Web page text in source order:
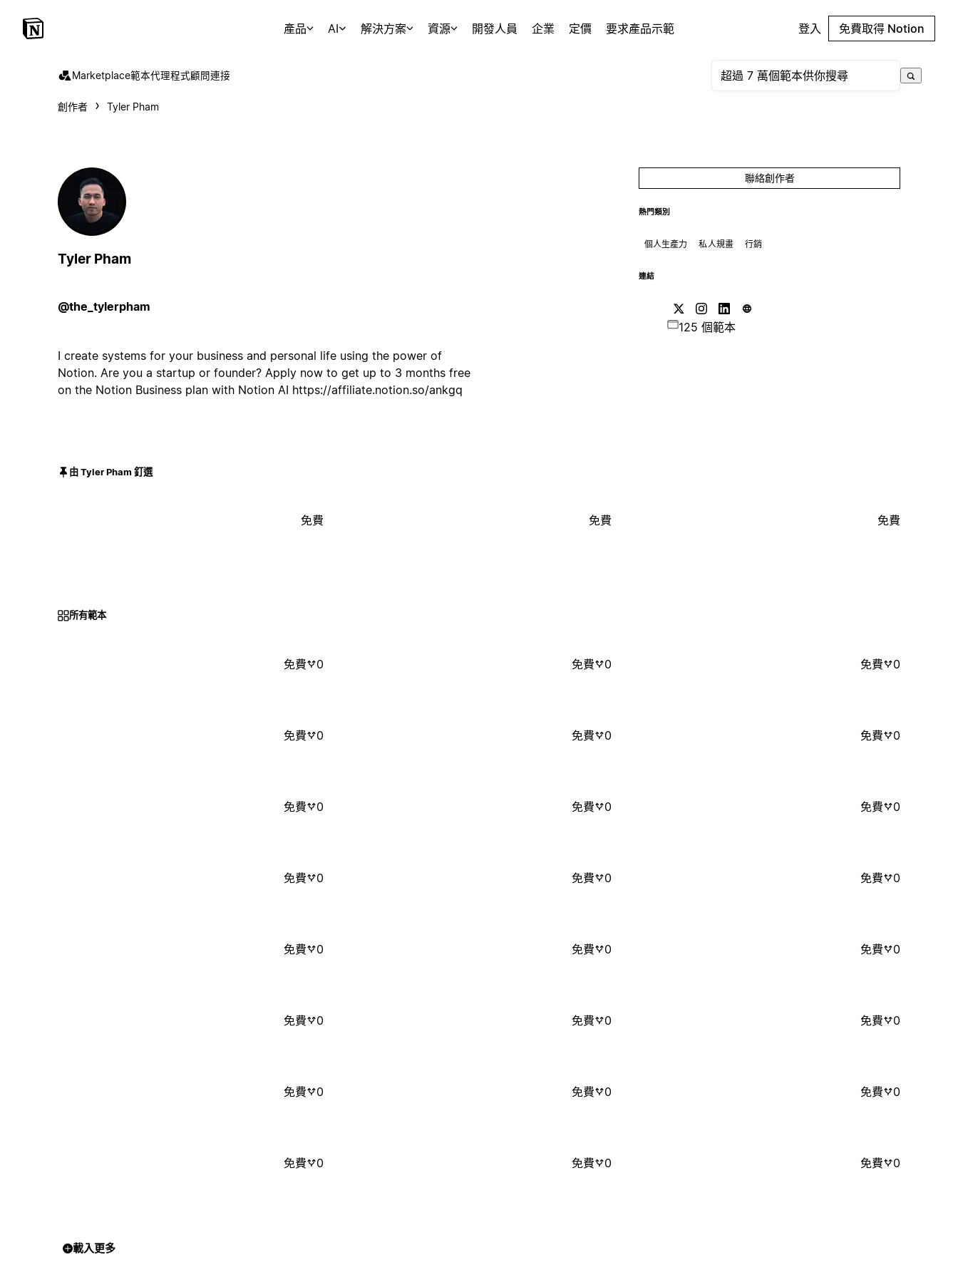
產品 AI 解決方案 資源 開發人員 企業 定價 要求產品示範 登入 免費取得 Notion
Marketplace範本代理程式顧問連接
創作者 Tyler Pham
Tyler Pham
@the_tylerpham
I create systems for your business and personal life using the power of
Notion. Are you a startup or founder? Apply now to get up to 3 months free
on the Notion Business plan with Notion AI https://affiliate.notion.so/ankgq
聯絡創作者
熱門類別
個人生產力 私人規畫 行銷
連結
125 個範本
由 Tyler Pham 釘選
免費 免費 免費
所有範本
免費 0 免費 0 免費 0
免費 0 免費 0 免費 0
免費 0 免費 0 免費 0
免費 0 免費 0 免費 0
免費 0 免費 0 免費 0
免費 0 免費 0 免費 0
免費 0 免費 0 免費 0
免費 0 免費 0 免費 0
載入更多